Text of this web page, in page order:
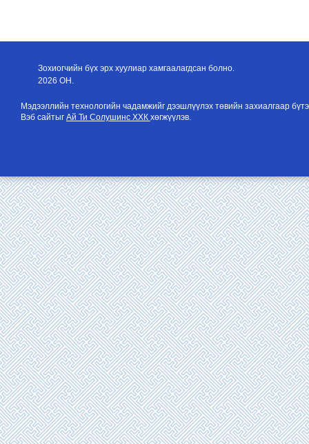
Зохиогчийн бүх эрх хуулиар хамгаалагдсан болно.
2026 ОН.
Мэдээллийн технологийн чадамжийг дээшлүүлэх төвийн захиалгаар
Вэб сайтыг Ай Ти Солушинс ХХК хөгжүүлэв.